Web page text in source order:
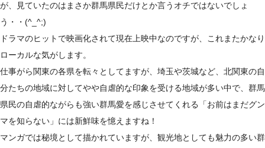
が、見ていたのはまさか群馬県民だけとか言うオチではないでしょ
う・・(^_^;)
ドラマのヒットで映画化されて現在上映中なのですが、これまたかなり
ローカルな気がします。
仕事がら関東の各県を転々としてますが、埼玉や茨城など、北関東の自
分たちの地域に対してやや自虐的な印象を受ける地域が多い中で、群馬
県民の自虐的ながらも強い群馬愛を感じさせてくれる「お前はまだグン
マを知らない」には新鮮味を憶えますね！
マンガでは秘境として描かれていますが、観光地としても魅力の多い群